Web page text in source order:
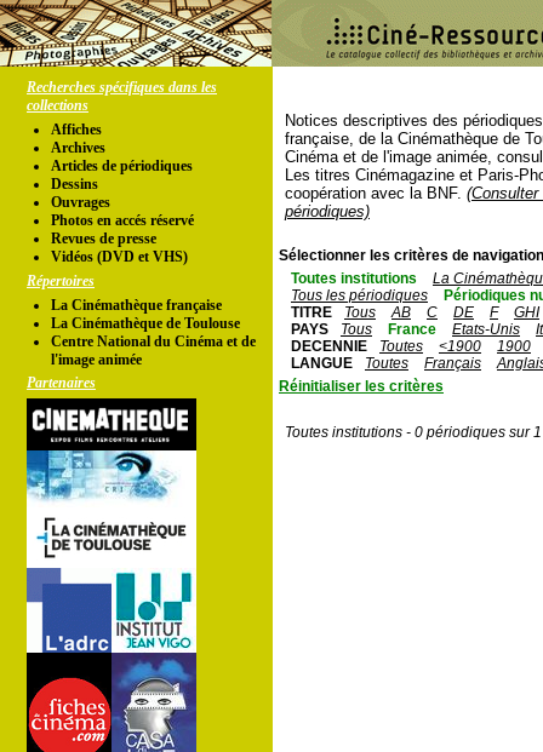
Recherches spécifiques dans les
collections
Affiches
Archives
Articles de périodiques
Dessins
Ouvrages
Photos en accés réservé
Revues de presse
Vidéos (DVD et VHS)
Répertoires
La Cinémathèque française
La Cinémathèque de Toulouse
Centre National du Cinéma et de
l'image animée
Partenaires
Notices descriptives des
française, de la Cinémathèque de
Cinéma et de l'image animée,
Les titres Cinémagazine et Paris-
coopération avec la BNF.
périodiques)
Sélectionner les critères de
Toutes institutions
La
Tous les périodiques
Périodiques
TITRE
Tous AB C DE F
GHI
PAYS
Tous France Etats-Unis
DECENNIE
Toutes <1900
1900
LANGUE
Toutes Français
Réinitialiser les critères
Toutes institutions - 0 périodiques sur